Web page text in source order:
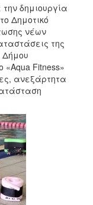
δημιουργία
Δημοτικό
νέων
της
Δήμου
«Aqua Fitness»
ανεξάρτητα